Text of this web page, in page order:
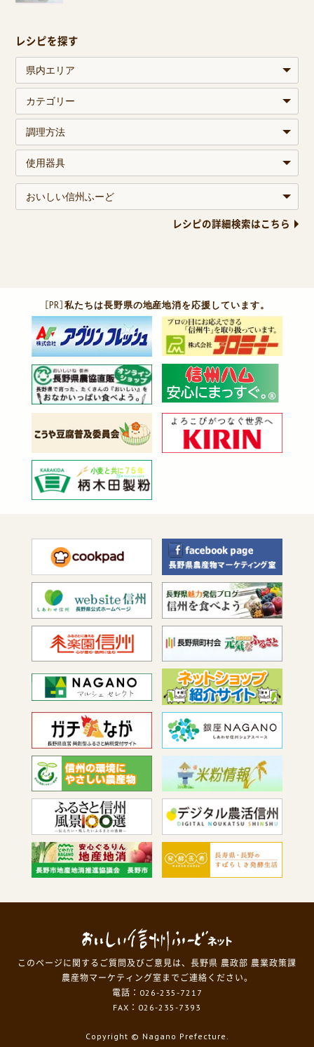
レシピを探す
レシピの詳細検索はこちら
［PR］私たちは長野県の地産地消を応援しています。
このページに関するご質問及びご意見は、長野県 農政部 農業政策課
農産物マーケティング室までご連絡ください。
電話：026-235-7217
FAX：026-235-7393
Copyright © Nagano Prefecture.